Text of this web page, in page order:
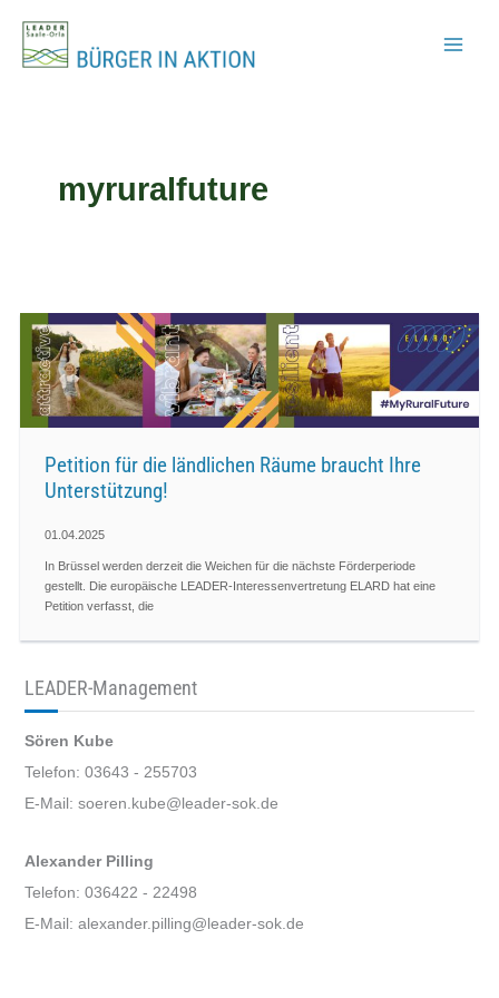
Inhalt
springen
myruralfuture
Petition für die ländlichen Räume braucht Ihre
Unterstützung!
01.04.2025
In Brüssel werden derzeit die Weichen für die nächste Förderperiode
gestellt. Die europäische LEADER-Interessenvertretung ELARD hat eine
Petition verfasst, die
LEADER-Management
Sören Kube
Telefon: 03643 - 255703
E-Mail: soeren.kube@leader-sok.de
Alexander Pilling
Telefon: 036422 - 22498
E-Mail: alexander.pilling@leader-sok.de